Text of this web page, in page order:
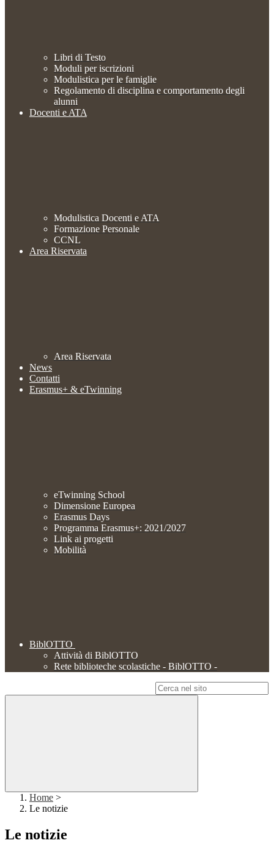
Libri di Testo
Moduli per iscrizioni
Modulistica per le famiglie
Regolamento di disciplina e comportamento degli
alunni
Docenti e ATA
Modulistica Docenti e ATA
Formazione Personale
CCNL
Area Riservata
Area Riservata
News
Contatti
Erasmus+ & eTwinning
eTwinning School
Dimensione Europea
Erasmus Days
Programma Erasmus+: 2021/2027
Link ai progetti
Mobilità
BiblOTTO
Attività di BiblOTTO
Rete biblioteche scolastiche - BiblOTTO -
Home >
Le notizie
Le notizie